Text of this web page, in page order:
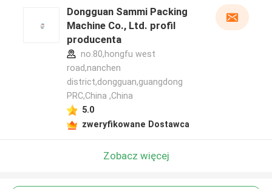
Dongguan Sammi Packing
Machine Co., Ltd. profil
producenta
no.80,hongfu west
road,nanchen
district,dongguan,guangdong
PRC,China ,China
5.0
zweryfikowane Dostawca
Zobacz więcej